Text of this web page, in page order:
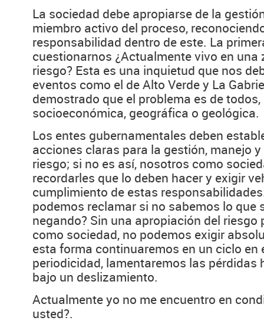
La sociedad debe apropiarse de la
miembro activo del proceso,
responsabilidad dentro de este. La
cuestionarnos ¿Actualmente vivo en una
riesgo? Esta es una inquietud que nos
eventos como el de Alto Verde y La
demostrado que el problema es de
socioeconómica, geográfica o geológica.
Los entes gubernamentales deben
acciones claras para la gestión, manejo
riesgo; si no es así, nosotros como
recordarles que lo deben hacer y exigir
cumplimiento de estas
podemos reclamar si no sabemos lo que
negando? Sin una apropiación del
como sociedad, no podemos exigir
esta forma continuaremos en un ciclo en
periodicidad, lamentaremos las pérdidas
bajo un deslizamiento.
Actualmente yo no me encuentro en
usted?.